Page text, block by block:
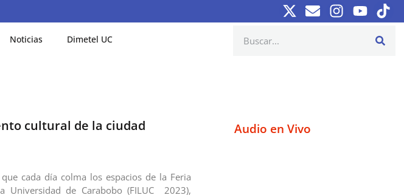
Noticias Dimetel UC
cultural de la ciudad
cada día colma los espacios de la Feria
Universidad de Carabobo (FILUC 2023),
Audio en Vivo